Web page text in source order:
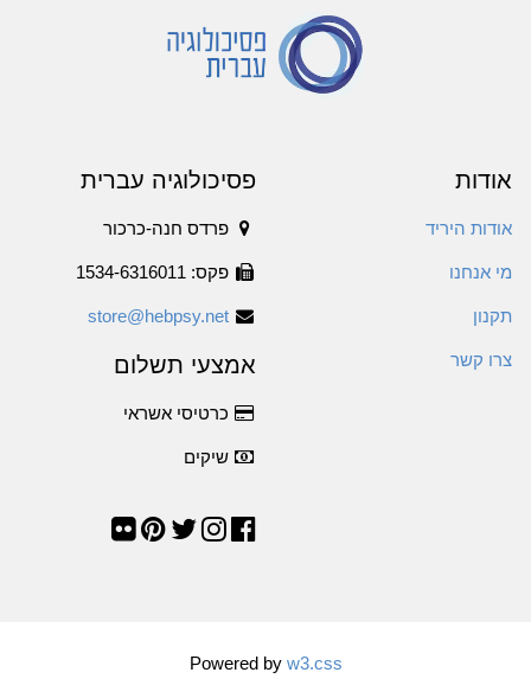
אודות
אודות היריד
מי אנחנו
תקנון
צרו קשר
פסיכולוגיה עברית
פרדס חנה-כרכור
פקס: 1534-6316011
store@hebpsy.net
אמצעי תשלום
כרטיסי אשראי
שיקים
Powered by w3.css